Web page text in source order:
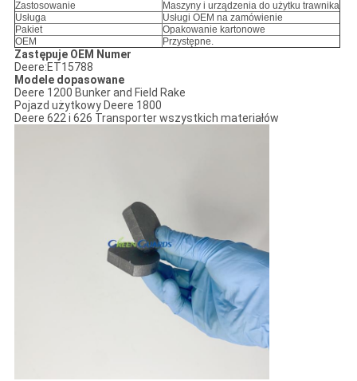
Zastosowanie
Maszyny i urządzenia do użytku trawnika
Usługa
Usługi OEM na zamówienie
Pakiet
Opakowanie kartonowe
OEM
Przystępne.
Zastępuje OEM Numer
Deere:ET15788
Modele dopasowane
Deere 1200 Bunker and Field Rake
Pojazd użytkowy Deere 1800
Deere 622 i 626 Transporter wszystkich materiałów